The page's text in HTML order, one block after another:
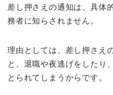
差し押さえの通知は、具体
務者に知らされません。
理由としては、差し押さえ
と、退職や夜逃げをしたり
とられてしまうからです。